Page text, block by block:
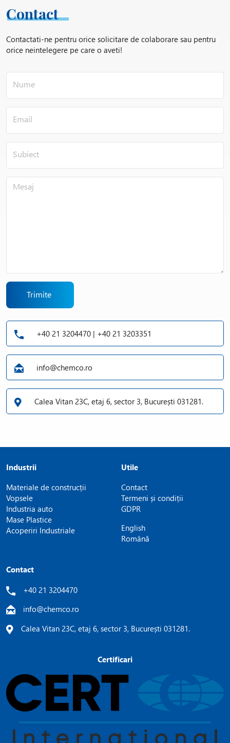
Contact
Contactati-ne pentru orice solicitare de colaborare sau pentru
orice neintelegere pe care o aveti!
Trimite
+40 21 3204470 | +40 21 3203351
info@chemco.ro
Calea Vitan 23C, etaj 6, sector 3, București 031281.
Industrii
Materiale de construcții
Vopsele
Industria auto
Mase Plastice
Acoperiri Industriale
Utile
Contact
Termeni și condiții
GDPR
English
Română
Contact
+40 21 3204470
info@chemco.ro
Calea Vitan 23C, etaj 6, sector 3, București 031281.
Certificari